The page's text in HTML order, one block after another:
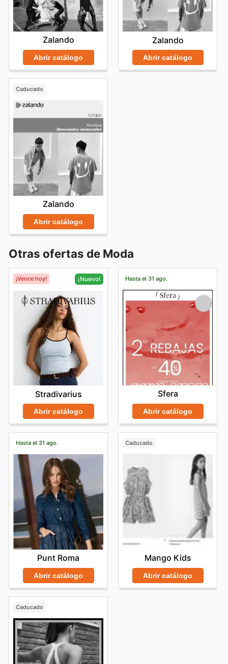
Zalando
Abrir catálogo
Zalando
Abrir catálogo
Caducado
Zalando
Abrir catálogo
Otras ofertas de Moda
¡Vence hoy! ¡Nuevo!
Stradivarius
Abrir catálogo
Hasta el 31 ago.
Sfera
Abrir catálogo
Hasta el 31 ago.
Punt Roma
Abrir catálogo
Caducado
Mango Kids
Abrir catálogo
Caducado